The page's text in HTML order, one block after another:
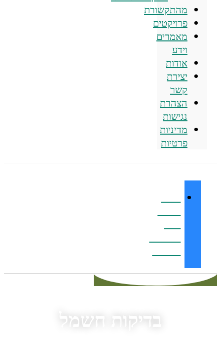
מהתקשורת
פרויקטים
מאמרים
וידע
אודות
יצירת
קשר
הצהרת
נגישות
מדיניות
פרטיות
בדיקות חשמל